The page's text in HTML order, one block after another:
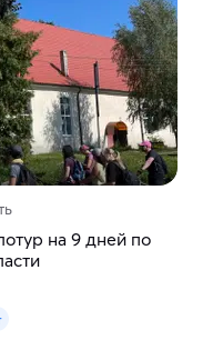
на 9 дней по